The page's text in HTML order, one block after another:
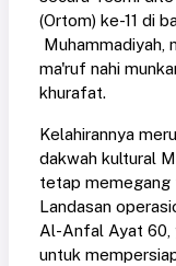
(Ortom) ke-11 di
Muhammadiyah,
ma'ruf nahi
khurafat.
Kelahirannya
dakwah kultural
tetap memegang
Landasan
Al-Anfal Ayat 60,
untuk